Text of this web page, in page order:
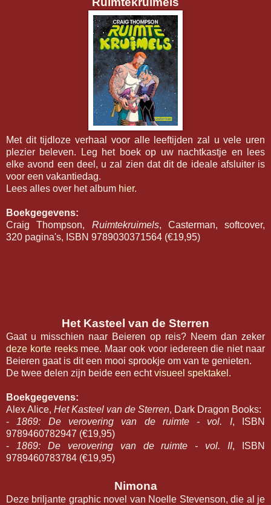
Met dit tijdloze verhaal voor alle leeftijden zal u vele uren
plezier beleven. Leg het boek op uw nachtkastje en lees
elke avond een deel, u zal zien dat dit de ideale afsluiter is
voor een vakantiedag.
Lees alles over het album hier.
Boekgegevens:
Craig Thompson, Ruimtekruimels, Casterman, softcover,
320 pagina's, ISBN 9789030371564 (€19,95)
Het Kasteel van de Sterren
Gaat u misschien naar Beieren op reis? Neem dan zeker
deze korte reeksmee. Maar ook voor iedereen die niet naar
Beieren gaat is dit een mooi sprookje om van te genieten.
De twee delen zijn beide een echtvisueel spektakel .
Boekgegevens:
Alex Alice, Het Kasteel van de Sterren, Dark Dragon Books:
- 1869: De verovering van de ruimte - vol. I, ISBN
9789460782947 (€19,95)
- 1869: De verovering van de ruimte - vol. II, ISBN
9789460783784 (€19,95)
Nimona
Deze briljante graphic novel van Noelle Stevenson, die al je